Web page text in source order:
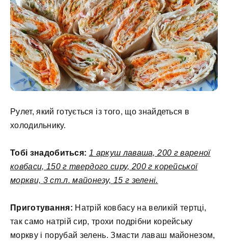
Рулет, який готується із того, що знайдеться в
холодильнику.
Тобі знадобиться: 1 аркуш лаваша, 200 г вареної
ковбаси, 150 г твердого сиру, 200 г корейської
моркви, 3 ст.л. майонезу, 15 г зелені.
Приготування: Натрій ковбасу на великій тертці,
так само натрій сир, трохи подрібни корейську
моркву і порубай зелень. Змасти лаваш майонезом,